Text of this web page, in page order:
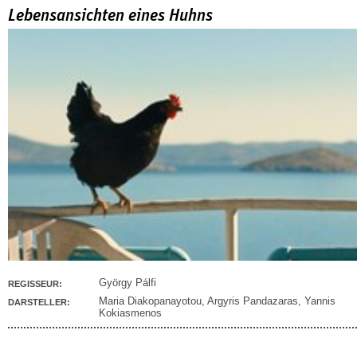
Lebensansichten eines Huhns
REGISSEUR: György Pálfi
DARSTELLER: Maria Diakopanayotou, Argyris Pandazaras, Yannis
Kokiasmenos